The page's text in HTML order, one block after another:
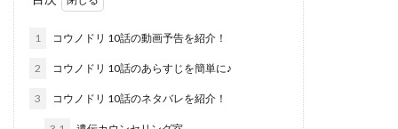
1 コウノドリ 10話の動画予告を紹介！
2 コウノドリ 10話のあらすじを簡単に♪
3 コウノドリ 10話のネタバレを紹介！